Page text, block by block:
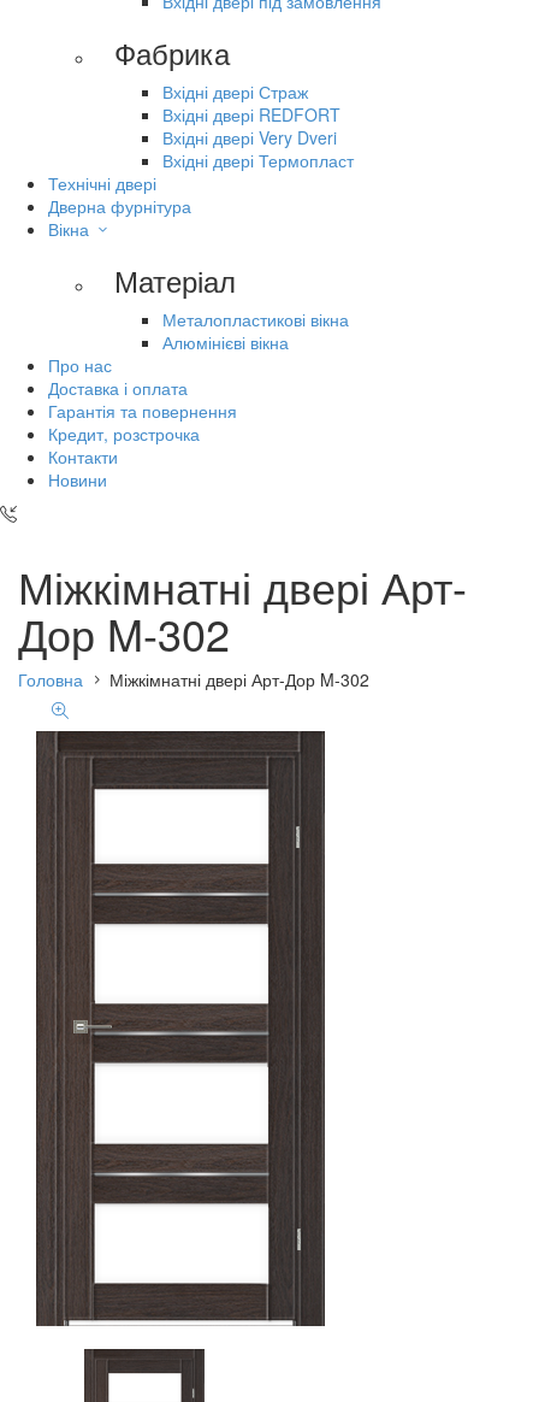
Фабрика
Вхідні двері Страж
Вхідні двері REDFORT
Вхідні двері Very Dveri
Вхідні двері Термопласт
Технічні двері
Дверна фурнітура
Вікна
Матеріал
Металопластикові вікна
Алюмінієві вікна
Про нас
Доставка і оплата
Гарантія та повернення
Кредит, розстрочка
Контакти
Новини
Міжкімнатні двері Арт-
Дор M-302
Головна Міжкімнатні двері Арт-Дор M-302